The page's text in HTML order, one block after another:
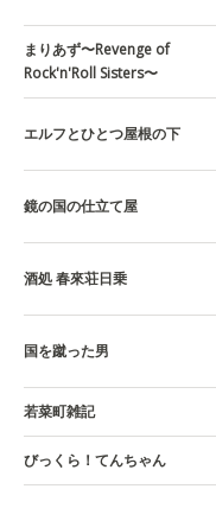
まりあず〜Revenge of
Rock'n'Roll Sisters〜
エルフとひとつ屋根の下
鏡の国の仕立て屋
酒処 春來荘日乗
国を蹴った男
若菜町雑記
びっくら！てんちゃん